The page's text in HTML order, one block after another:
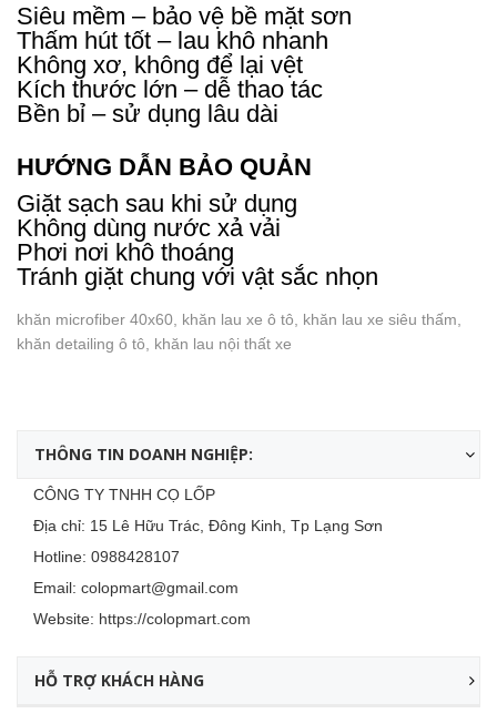
Siêu mềm – bảo vệ bề mặt sơn
Thấm hút tốt – lau khô nhanh
Không xơ, không để lại vệt
Kích thước lớn – dễ thao tác
Bền bỉ – sử dụng lâu dài
HƯỚNG DẪN BẢO QUẢN
Giặt sạch sau khi sử dụng
Không dùng nước xả vải
Phơi nơi khô thoáng
Tránh giặt chung với vật sắc nhọn
khăn microfiber 40x60, khăn lau xe ô tô, khăn lau xe siêu thấm,
khăn detailing ô tô, khăn lau nội thất xe
THÔNG TIN DOANH NGHIỆP:
CÔNG TY TNHH CỌ LỐP
Địa chỉ: 15 Lê Hữu Trác, Đông Kinh, Tp Lạng Sơn
Hotline: 0988428107
Email: colopmart@gmail.com
Website: https://colopmart.com
HỖ TRỢ KHÁCH HÀNG